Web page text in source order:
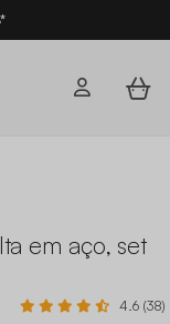
em aço, set
4.6 (38)